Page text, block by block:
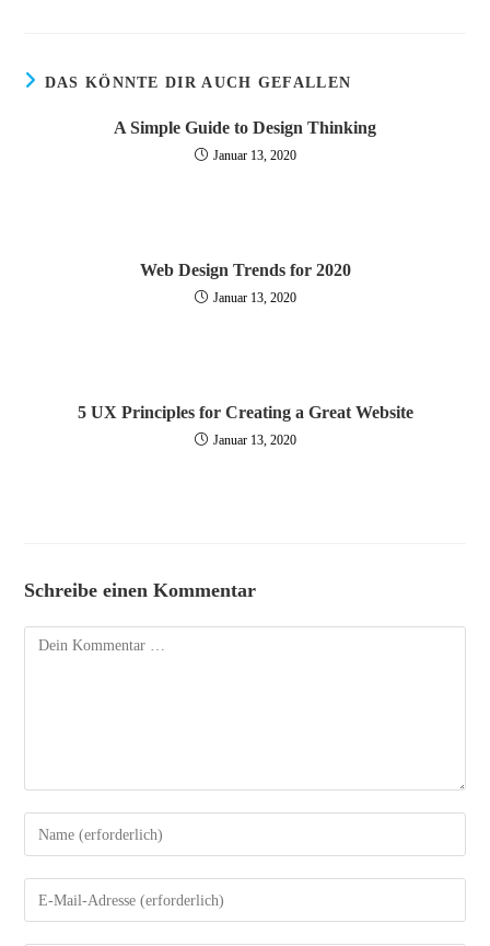
DAS KÖNNTE DIR AUCH GEFALLEN
A Simple Guide to Design Thinking
Januar 13, 2020
Web Design Trends for 2020
Januar 13, 2020
5 UX Principles for Creating a Great Website
Januar 13, 2020
Schreibe einen Kommentar
Kommentar
Gib
deinen
Namen
zum
Kommentieren
ein
deine
E-